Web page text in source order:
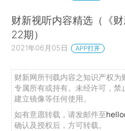
财新视听内容精选（《
22期）
2021年06月05日 APP打开
财新网所刊载内容之知识产权为
专属所有或持有。未经许可，禁
建立镜像等任何使用。
如有意愿转载，请发邮件至
确认及授权后，方可转载。